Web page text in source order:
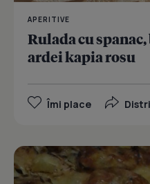
APERITIVE
Rulada cu
ardei kapia rosu
Îmi place